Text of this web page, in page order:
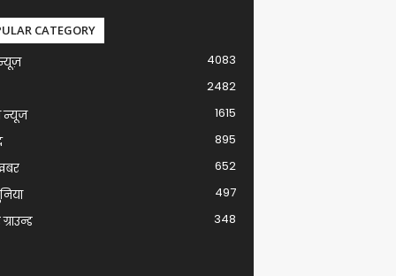
CATEGORY
4083
2482
न्यूज
1615
895
652
497
348